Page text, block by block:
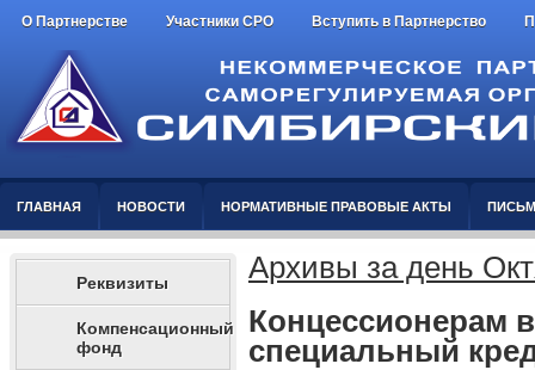
О Партнерстве Участники СРО Вступить в Партнерство
ГЛАВНАЯ НОВОСТИ НОРМАТИВНЫЕ ПРАВОВЫЕ АКТЫ
Реквизиты
Компенсационный
фонд
Архивы за день
Концессионерам
специальный